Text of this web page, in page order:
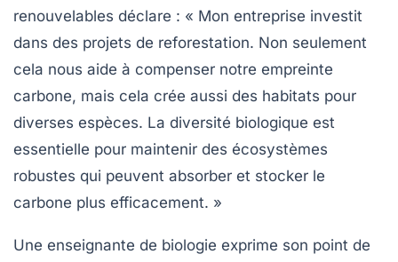
renouvelables déclare : « Mon entreprise investit
dans des projets de reforestation. Non seulement
cela nous aide à compenser notre empreinte
carbone, mais cela crée aussi des habitats pour
diverses espèces. La diversité biologique est
essentielle pour maintenir des écosystèmes
robustes qui peuvent absorber et stocker le
carbone plus efficacement. »
Une enseignante de biologie exprime son point de